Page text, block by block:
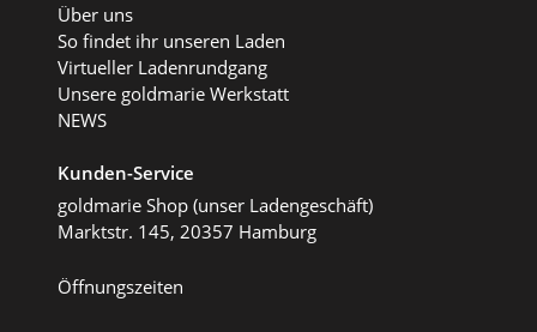
Über uns
So findet ihr unseren Laden
Virtueller Ladenrundgang
Unsere goldmarie Werkstatt
NEWS
Kunden-Service
goldmarie Shop (unser Ladengeschäft)
Marktstr. 145, 20357 Hamburg
Öffnungszeiten